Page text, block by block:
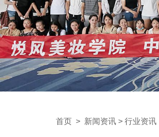
首页 > 新闻资讯 > 行业资讯